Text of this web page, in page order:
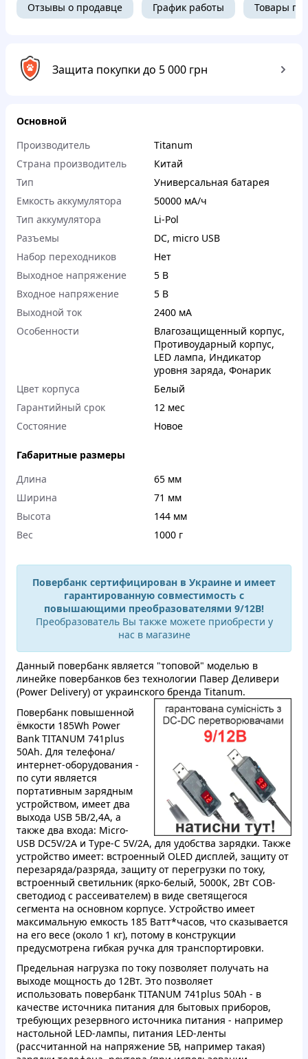
Отзывы о продавце График работы Товары
Защита покупки до 5 000 грн
Основной
Производитель
Titanum
Страна производитель
Китай
Тип
Универсальная батарея
Емкость аккумулятора
50000 мА/ч
Тип аккумулятора
Li-Pol
Разъемы
DC, micro USB
Набор переходников
Нет
Выходное напряжение
5 В
Входное напряжение
5 В
Выходной ток
2400 мА
Особенности
Влагозащищенный корпус,
Противоударный корпус,
LED лампа, Индикатор
уровня заряда, Фонарик
Цвет корпуса
Белый
Гарантийный срок
12 мес
Состояние
Новое
Габаритные размеры
Длина
65 мм
Ширина
71 мм
Высота
144 мм
Вес
1000 г
Повербанк сертифицирован в Украине и имеет
гарантированную совместимость с
повышающими преобразователями 9/12В!
Преобразователь Вы также можете приобрести у
нас в магазине
Данный повербанк является "топовой" моделью в
линейке повербанков без технологии Павер Деливери
(Power Delivery) от украинского бренда Titanum.
Повербанк повышенной
ёмкости 185Wh Power
Bank TITANUM 741plus
50Ah. Для телефона/
интернет-оборудования -
по сути является
портативным зарядным
устройством, имеет два
выхода USB 5В/2,4А, а
также два входа: Micro-
USB DC5V/2A и Type-C 5V/2A, для удобства зарядки. Также
устройство имеет: встроенный OLED дисплей, защиту от
перезаряда/разряда, защиту от перегрузки по току,
встроенный светильник (ярко-белый, 5000К, 2Вт COB-
светодиод с рассеивателем) в виде светящегося
сегмента на основном корпусе. Устройство имеет
максимальную емкость 185 Ватт*часов, что сказывается
на его весе (около 1 кг), потому в конструкции
предусмотрена гибкая ручка для транспортировки.
Предельная нагрузка по току позволяет получать на
выходе мощность до 12Вт. Это позволяет
использовать повербанк TITANUM 741plus 50Ah - в
качестве источника питания для бытовых приборов,
требующих резервного источника питания - например
настольной LED-лампы, питания LED-ленты
(рассчитанной на напряжение 5В, например такая)